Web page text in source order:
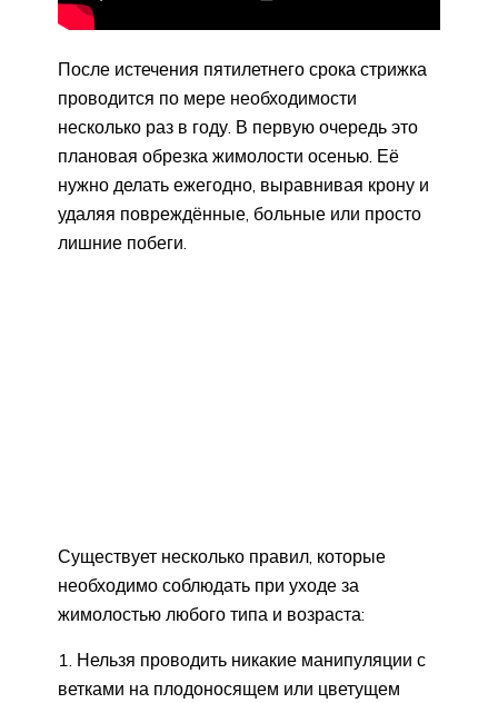
После истечения пятилетнего срока стрижка
проводится по мере необходимости
несколько раз в году. В первую очередь это
плановая обрезка жимолости осенью. Её
нужно делать ежегодно, выравнивая крону и
удаляя повреждённые, больные или просто
лишние побеги.
Существует несколько правил, которые
необходимо соблюдать при уходе за
жимолостью любого типа и возраста:
Нельзя проводить никакие манипуляции с
ветками на плодоносящем или цветущем